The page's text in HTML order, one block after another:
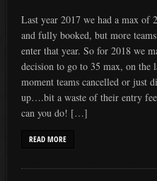
Last year 2017 we had a max of
and fully booked, but more
enter that year. So for 2018 we
decision to go to 35 max, on the
moment teams cancelled or just
up….bit a waste of their entry
can you do! […]
READ MORE